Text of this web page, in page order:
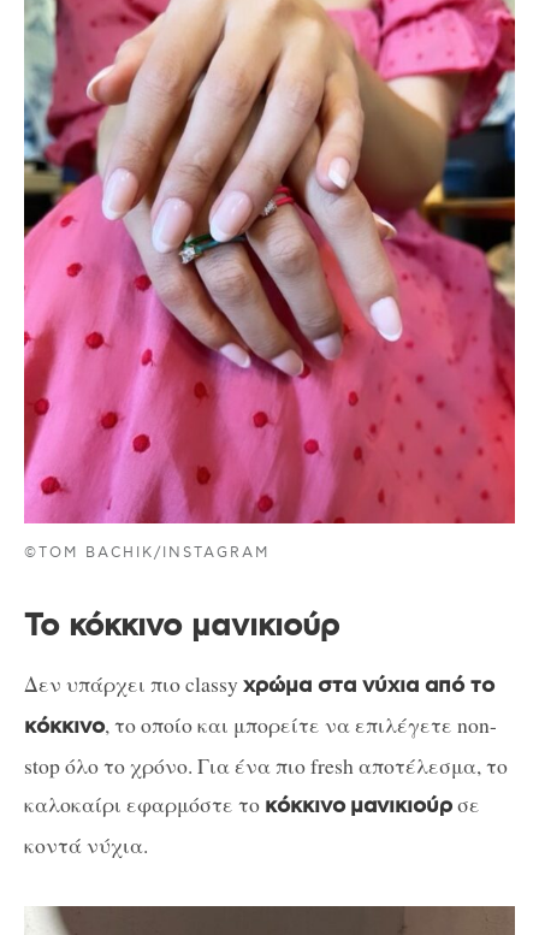
©TOM BACHIK/INSTAGRAM
Το κόκκινο μανικιούρ
Δεν υπάρχει πιο classy χρώμα στα νύχια από το
κόκκινο, το οποίο και μπορείτε να επιλέγετε non-
stop όλο το χρόνο. Για ένα πιο fresh αποτέλεσμα, το
καλοκαίρι εφαρμόστε το κόκκινο μανικιούρσε
κοντά νύχια.